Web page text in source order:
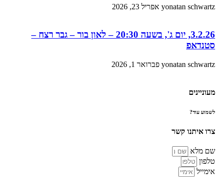
yonatan schwartz אפריל 23, 2026
3.2.26, יום ג', בשעה 20:30 – לאון בור – גבר רצח –
סטנדאפ
yonatan schwartz פברואר 1, 2026
מעוניינים
לשמוע עוד?
צרו איתנו קשר
שם מלא
טלפון
אימייל